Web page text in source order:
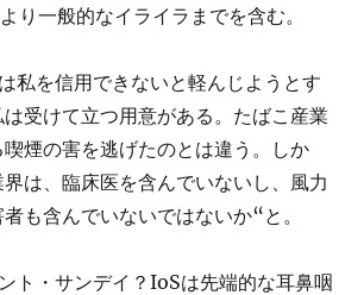
一般的なイライラまでを含む。
私を信用できないと軽んじようとす
受けて立つ用意がある。たばこ産業
煙の害を逃げたのとは違う。しか
は、臨床医を含んでいないし、風力
も含んでいないではないか“と。
ト・サンデイ？IoSは先端的な耳鼻咽